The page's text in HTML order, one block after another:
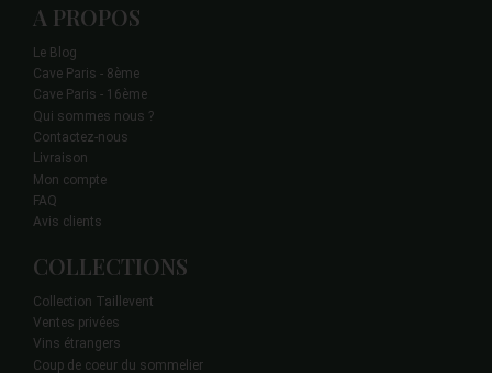
A PROPOS
Le Blog
Cave Paris - 8ème
Cave Paris - 16ème
Qui sommes nous ?
Contactez-nous
Livraison
Mon compte
FAQ
Avis clients
COLLECTIONS
Collection Taillevent
Ventes privées
Vins étrangers
Coup de coeur du sommelier